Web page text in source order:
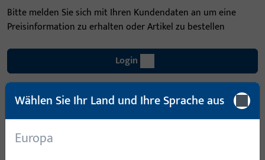
Bitte melden Sie sich mit Ihren Kundendaten an um eine
Preisinformation zu erhalten oder Artikel zu bestellen
Login
Account erstellen
Wählen Sie Ihr Land und Ihre Sprache aus
Europa